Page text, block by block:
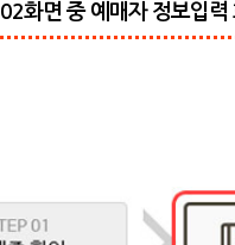
화면 중 예매자 정보입